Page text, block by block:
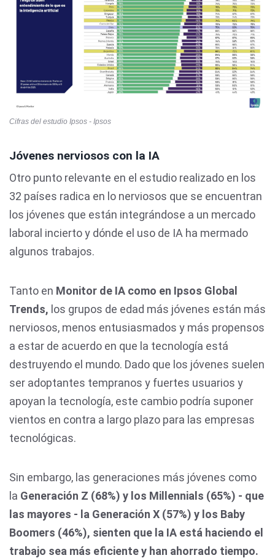
Cifras del estudio Ipsos - Ipsos
Jóvenes nerviosos con la IA
Otro punto relevante en el estudio realizado en los
32 países radica en lo nerviosos que se encuentran
los jóvenes que están integrándose a un mercado
laboral incierto y dónde el uso de IA ha mermado
algunos trabajos.
Tanto en Monitor de IA como en Ipsos Global
Trends, los grupos de edad más jóvenes están más
nerviosos, menos entusiasmados y más propensos
a estar de acuerdo en que la tecnología está
destruyendo el mundo. Dado que los jóvenes suelen
ser adoptantes tempranos y fuertes usuarios y
apoyan la tecnología, este cambio podría suponer
vientos en contra a largo plazo para las empresas
tecnológicas.
Sin embargo, las generaciones más jóvenes como
la Generación Z (68%) y los Millennials (65%) - que
las mayores - la Generación X (57%) y los Baby
Boomers (46%), sienten que la IA está haciendo el
trabajo sea más eficiente y han ahorrado tiempo.